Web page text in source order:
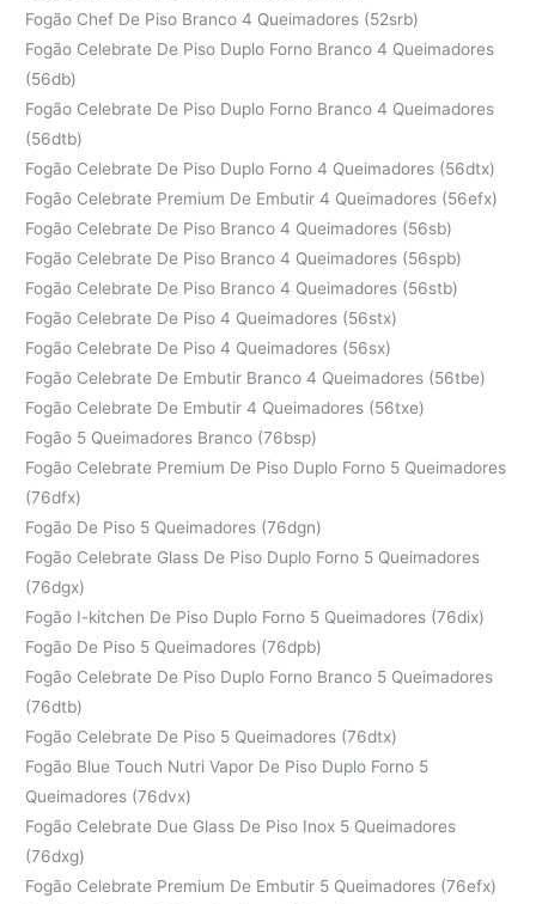
Fogão Chef De Piso Branco 4 Queimadores (52srb)
Fogão Celebrate De Piso Duplo Forno Branco 4 Queimadores
(56db)
Fogão Celebrate De Piso Duplo Forno Branco 4 Queimadores
(56dtb)
Fogão Celebrate De Piso Duplo Forno 4 Queimadores (56dtx)
Fogão Celebrate Premium De Embutir 4 Queimadores (56efx)
Fogão Celebrate De Piso Branco 4 Queimadores (56sb)
Fogão Celebrate De Piso Branco 4 Queimadores (56spb)
Fogão Celebrate De Piso Branco 4 Queimadores (56stb)
Fogão Celebrate De Piso 4 Queimadores (56stx)
Fogão Celebrate De Piso 4 Queimadores (56sx)
Fogão Celebrate De Embutir Branco 4 Queimadores (56tbe)
Fogão Celebrate De Embutir 4 Queimadores (56txe)
Fogão 5 Queimadores Branco (76bsp)
Fogão Celebrate Premium De Piso Duplo Forno 5 Queimadores
(76dfx)
Fogão De Piso 5 Queimadores (76dgn)
Fogão Celebrate Glass De Piso Duplo Forno 5 Queimadores
(76dgx)
Fogão I-kitchen De Piso Duplo Forno 5 Queimadores (76dix)
Fogão De Piso 5 Queimadores (76dpb)
Fogão Celebrate De Piso Duplo Forno Branco 5 Queimadores
(76dtb)
Fogão Celebrate De Piso 5 Queimadores (76dtx)
Fogão Blue Touch Nutri Vapor De Piso Duplo Forno 5
Queimadores (76dvx)
Fogão Celebrate Due Glass De Piso Inox 5 Queimadores
(76dxg)
Fogão Celebrate Premium De Embutir 5 Queimadores (76efx)